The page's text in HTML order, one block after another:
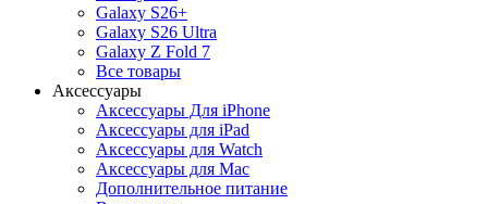
Galaxy S26+
Galaxy S26 Ultra
Galaxy Z Fold 7
Все товары
Аксессуары
Аксессуары Для iPhone
Аксессуары для iPad
Аксессуары для Watch
Аксессуары для Mac
Дополнительное питание